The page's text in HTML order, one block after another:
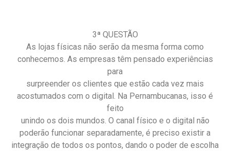
3ª QUESTÃO
As lojas físicas não serão da mesma forma como
conhecemos. As empresas têm pensado experiências
para
surpreender os clientes que estão cada vez mais
acostumados com o digital. Na Pernambucanas, isso é
feito
unindo os dois mundos. O canal físico e o digital não
poderão funcionar separadamente, é preciso existir a
integração de todos os pontos, dando o poder de escolha